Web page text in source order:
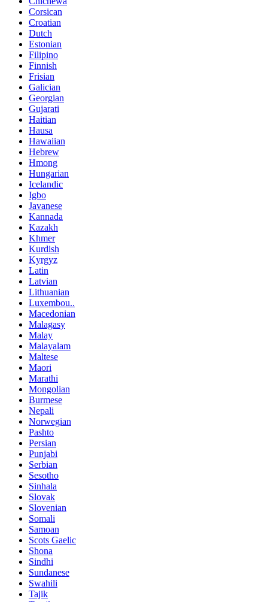
Corsican
Croatian
Dutch
Estonian
Filipino
Finnish
Frisian
Galician
Georgian
Gujarati
Haitian
Hausa
Hawaiian
Hebrew
Hmong
Hungarian
Icelandic
Igbo
Javanese
Kannada
Kazakh
Khmer
Kurdish
Kyrgyz
Latin
Latvian
Lithuanian
Luxembou..
Macedonian
Malagasy
Malay
Malayalam
Maltese
Maori
Marathi
Mongolian
Burmese
Nepali
Norwegian
Pashto
Persian
Punjabi
Serbian
Sesotho
Sinhala
Slovak
Slovenian
Somali
Samoan
Scots Gaelic
Shona
Sindhi
Sundanese
Swahili
Tajik